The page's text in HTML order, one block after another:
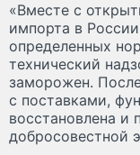
«Вместе с
импорта в
определенных
технический
заморожен.
с поставками,
восстановлена и
добросовестной